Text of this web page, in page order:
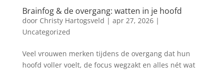
Brainfog & de overgang: watten in je hoofd
door Christy Hartogsveld | apr 27, 2026|
Uncategorized
Veel vrouwen merken tijdens de overgang dat hun
hoofd voller voelt, de focus wegzakt en alles nét wat